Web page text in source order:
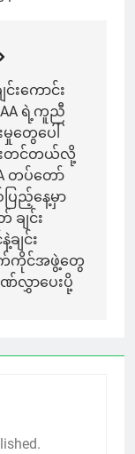
င်းကောင်း
ရဲ့ကူညီ
မှုတွေပေါ်
းတင်တယ်လို့
တပ်တော်
ပြည့်နေ့မှာ
ချင်း
ချင်း
ကိုင်အဖွဲ့တွေ
လွှာပေးပို့